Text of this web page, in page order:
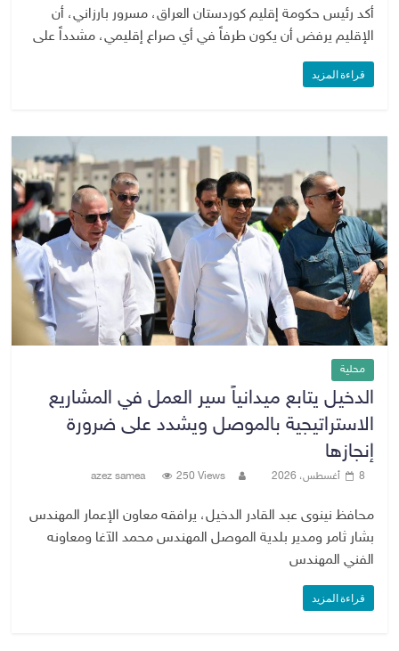
أكد رئيس حكومة إقليم كوردستان العراق، مسرور بارزاني، أن
الإقليم يرفض أن يكون طرفاً في أي صراع إقليمي، مشدداً على
قراءة المزيد
محلية
الدخيل يتابع ميدانياً سير العمل في المشاريع
الاستراتيجية بالموصل ويشدد على ضرورة
إنجازها
8 أغسطس، 2026 azez samea 250 Views
محافظ نينوى عبد القادر الدخيل، يرافقه معاون الإعمار المهندس
بشار ثامر ومدير بلدية الموصل المهندس محمد الآغا ومعاونه
الفني المهندس
قراءة المزيد